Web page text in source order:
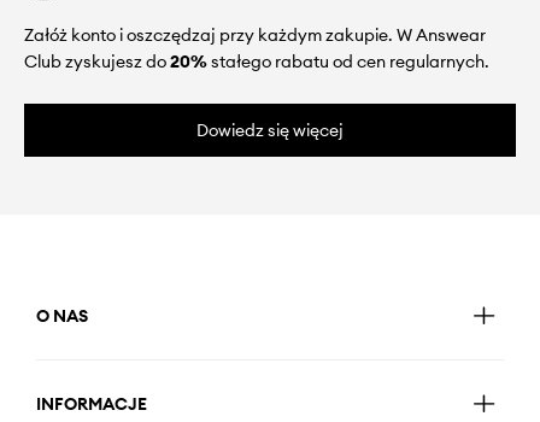
Załóż konto i oszczędzaj przy każdym zakupie. W Answear
Club zyskujesz do20%stałego rabatu od cen regularnych.
Dowiedz się więcej
O NAS
INFORMACJE